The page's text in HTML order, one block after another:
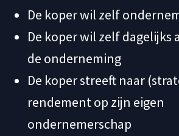
De koper wil zelf
De koper wil zelf dagelijks
de onderneming
De koper streeft naar
rendement op zijn eigen
ondernemerschap